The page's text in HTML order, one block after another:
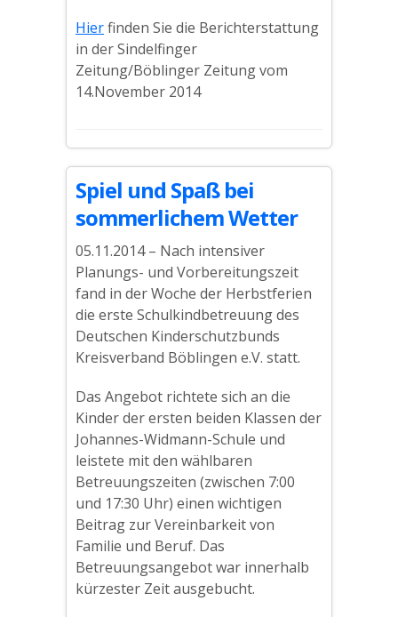
Hierfinden Sie die Berichterstattung
in der Sindelfinger
Zeitung/Böblinger Zeitung vom
14.November 2014
Spiel und Spaß bei
sommerlichem Wetter
05.11.2014 – Nach intensiver
Planungs- und Vorbereitungszeit
fand in der Woche der Herbstferien
die erste Schulkindbetreuung des
Deutschen Kinderschutzbunds
Kreisverband Böblingen e.V. statt.
Das Angebot richtete sich an die
Kinder der ersten beiden Klassen der
Johannes-Widmann-Schule und
leistete mit den wählbaren
Betreuungszeiten (zwischen 7:00
und 17:30 Uhr) einen wichtigen
Beitrag zur Vereinbarkeit von
Familie und Beruf. Das
Betreuungsangebot war innerhalb
kürzester Zeit ausgebucht.